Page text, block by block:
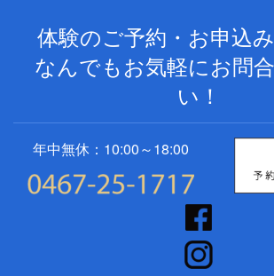
体験のご予約・お申込
なんでもお気軽にお問
い！
年中無休：10:00～18:00